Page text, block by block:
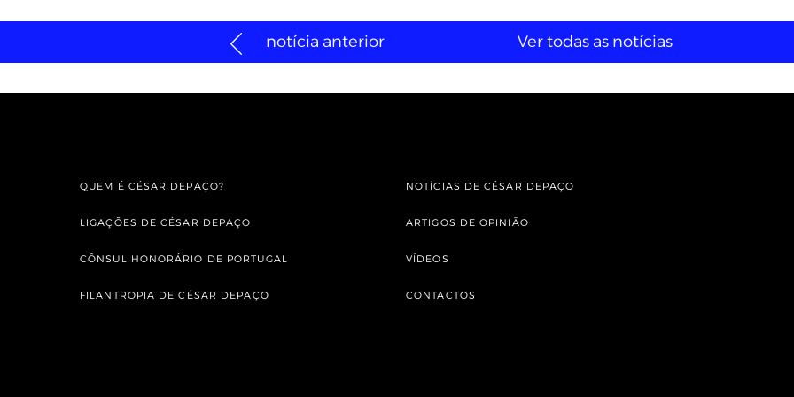
notícia anterior Ver todas as notícias
QUEM É CÉSAR DEPAÇO?
LIGAÇÕES DE CÉSAR DEPAÇO
CÔNSUL HONORÁRIO DE PORTUGAL
FILANTROPIA DE CÉSAR DEPAÇO
NOTÍCIAS DE CÉSAR DEPAÇO
ARTIGOS DE OPINIÃO
VÍDEOS
CONTACTOS